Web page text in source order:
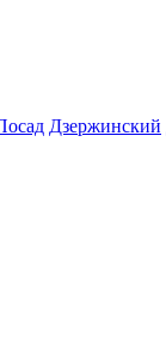
Дзержинский